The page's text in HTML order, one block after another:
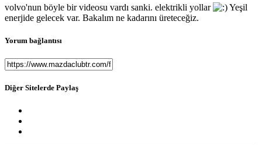
volvo'nun böyle bir videosu vardı sanki. elektrikli yollar
Yeşil
enerjide gelecek var. Bakalım ne kadarını üreteceğiz.
Yorum bağlantısı
Diğer Sitelerde Paylaş